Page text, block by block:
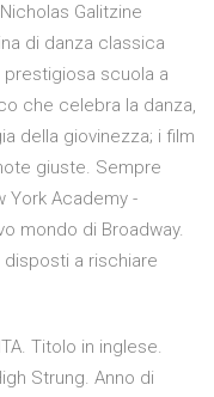
Galitzine
di danza classica
scuola a
che celebra la danza,
della giovinezza; i film
giuste. Sempre
York Academy -
mondo di Broadway.
disposti a rischiare
Titolo in inglese.
Strung. Anno di